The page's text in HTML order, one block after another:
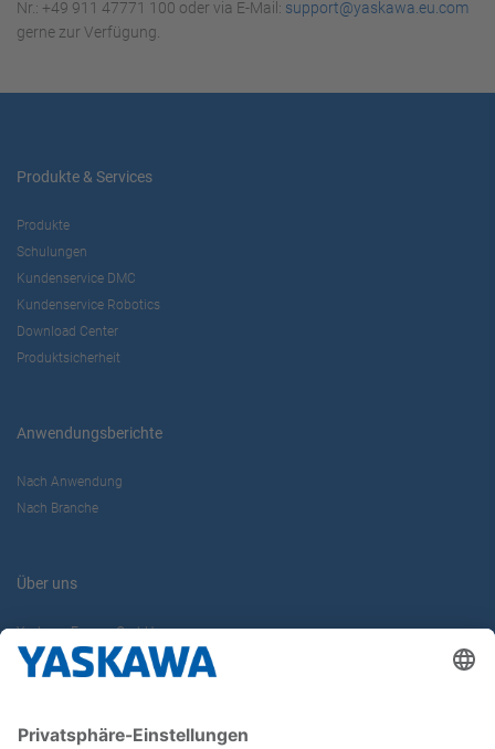
Nr.: +49 911 47771 100 oder via E-Mail: support@yaskawa.eu.com
gerne zur Verfügung.
Produkte & Services
Produkte
Schulungen
Kundenservice DMC
Kundenservice Robotics
Download Center
Produktsicherheit
Anwendungsberichte
Nach Anwendung
Nach Branche
Über uns
Yaskawa Europe GmbH
Karriere
Newsletter